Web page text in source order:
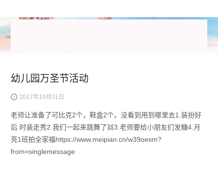
幼儿园万圣节活动
2017年10月31日
老师让准备了可比克2个，鞋盒2个。没看到用到哪里去1.装扮好
后 时装走秀2.我们一起来跳舞了👯3.老师要给小朋友们发糖4.月
亮1班拍全家福https://www.meipian.cn/w39oesm?
from=singlemessage